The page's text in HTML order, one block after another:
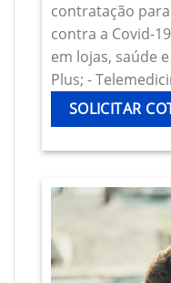
contratação
contra a Covid-
em lojas, saúde
Plus; -
SOLICITAR